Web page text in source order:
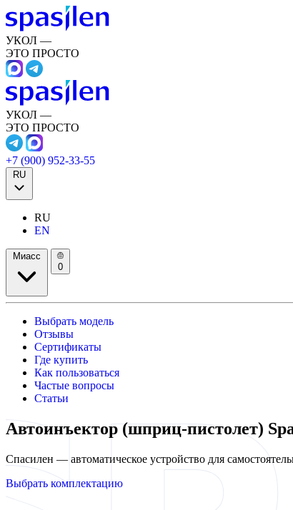
УКОЛ —
ЭТО ПРОСТО
УКОЛ —
ЭТО ПРОСТО
+7 (900) 952-33-55
RU
RU
EN
Миасс
0
Выбрать модель
Отзывы
Сертификаты
Где купить
Как пользоваться
Частые вопросы
Статьи
Автоинъектор (шприц-пистолет)
Спасилен — автоматическое устройство для
Выбрать комплектацию